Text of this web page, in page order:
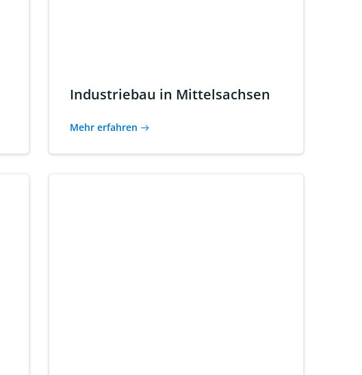
Industriebau in Mittelsachsen
Mehr erfahren